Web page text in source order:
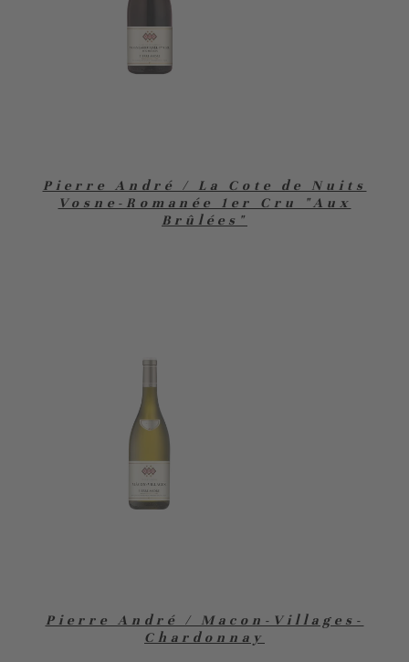
Pierre André / La Cote de Nuits
Vosne-Romanée 1er Cru "Aux
Brûlées"
Pierre André / Macon-Villages-
Chardonnay